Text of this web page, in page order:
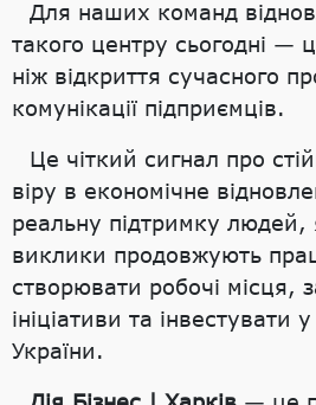
Для наших команд
такого центру сьогодні —
ніж відкриття сучасного
комунікації підприємців.
Це чіткий сигнал про
віру в економічне
реальну підтримку людей,
виклики продовжують
створювати робочі місця,
ініціативи та інвестувати
України.